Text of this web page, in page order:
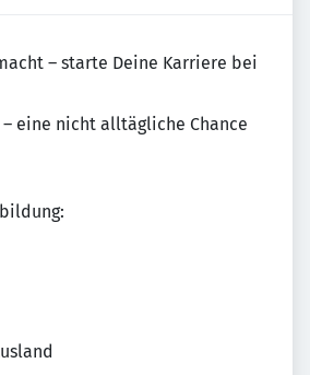
– starte Deine Karriere bei
eine nicht alltägliche Chance